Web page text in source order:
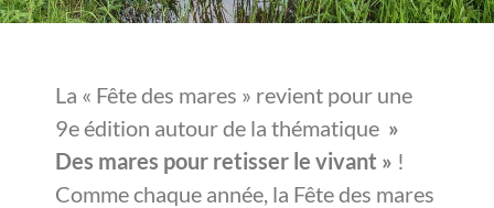
La « Fête des mares » revient pour une
9e édition autour de la thématique »
Des mares pour retisser le vivant » !
Comme chaque année, la Fête des mares